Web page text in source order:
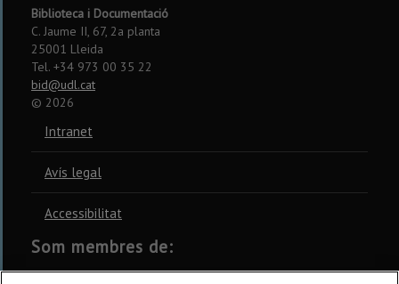
Biblioteca i Documentació
C. Jaume II, 67, 2a planta
25001 Lleida
Tel. +34 973 00 35 22
bid@udl.cat
© 2026
Intranet
Avís legal
Accessibilitat
Som membres de:
CSUC REBIUN CRUE